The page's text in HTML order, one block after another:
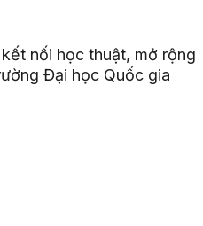
nối học thuật, mở rộng
Đại học Quốc gia